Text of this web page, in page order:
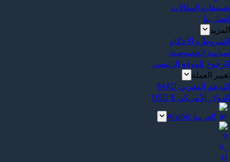
تصنيفات المقالات
إتصل بنا
المزيد
الشروط و الأحكام
سياسة الخصوصية
الرجوع للموقع الرئيسي
تغيير العملة
الدرهم المغربي MAD
الدولار الأمريكي $ USD
العربية Arabic